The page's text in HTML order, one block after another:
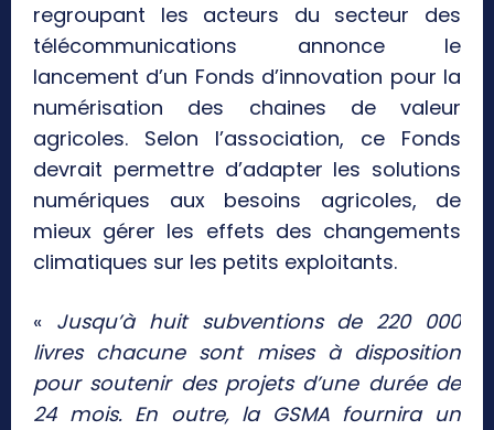
regroupant les acteurs du secteur des
télécommunications annonce le
lancement d’un Fonds d’innovation pour la
numérisation des chaines de valeur
agricoles. Selon l’association, ce Fonds
devrait permettre d’adapter les solutions
numériques aux besoins agricoles, de
mieux gérer les effets des changements
climatiques sur les petits exploitants.
« Jusqu’à huit subventions de 220 000
livres chacune sont mises à disposition
pour soutenir des projets d’une durée de
24 mois. En outre, la GSMA fournira un